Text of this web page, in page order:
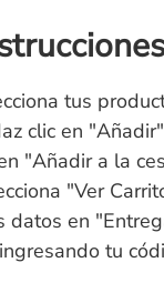
tus
clic en
"Añadir a la
"Ver
datos en
tu